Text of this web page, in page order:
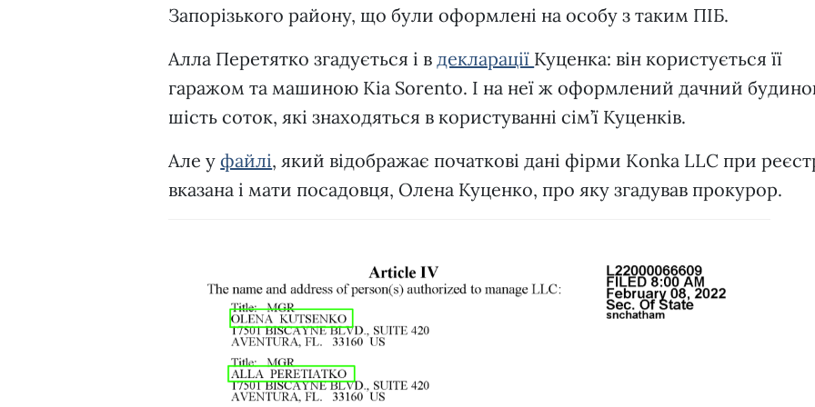
Запорізького району, що були оформлені на особу з таким ПІБ.
Алла Перетятко згадується і в декларації Куценка: він користується її
гаражом та машиною Kia Sorento. І на неї ж оформлений дачний
шість соток, які знаходяться в користуванні сім’ї Куценків.
Але уфайлі, який відображає початкові дані фірми Konka LLC при
вказана і мати посадовця, Олена Куценко, про яку згадував прокурор.